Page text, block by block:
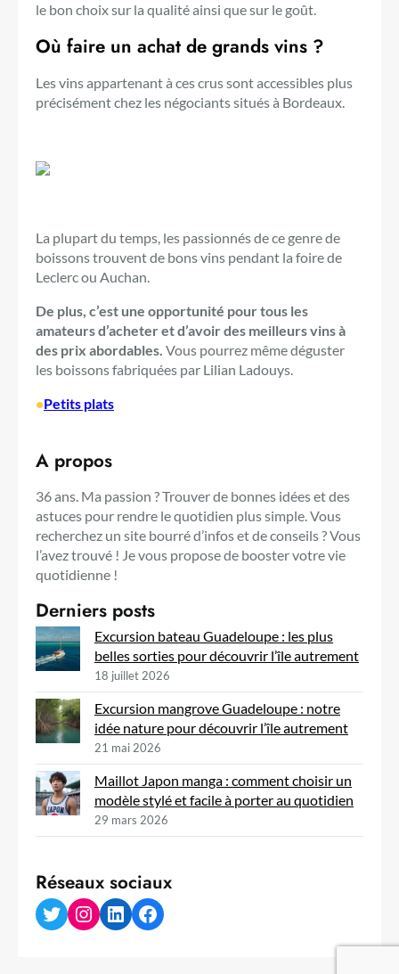
le bon choix sur la qualité ainsi que sur le goût.
Où faire un achat de grands vins ?
Les vins appartenant à ces crus sont accessibles plus
précisément chez les négociants situés à Bordeaux.
La plupart du temps, les passionnés de ce genre de
boissons trouvent de bons vins pendant la foire de
Leclerc ou Auchan.
De plus, c’est une opportunité pour tous les
amateurs d’acheter et d’avoir des meilleurs vins à
des prix abordables. Vous pourrez même déguster
les boissons fabriquées par Lilian Ladouys.
•Petits plats
A propos
36 ans. Ma passion ? Trouver de bonnes idées et des
astuces pour rendre le quotidien plus simple. Vous
recherchez un site bourré d’infos et de conseils ? Vous
l’avez trouvé ! Je vous propose de booster votre vie
quotidienne !
Derniers posts
Excursion bateau Guadeloupe : les plus
belles sorties pour découvrir l’île autrement
18 juillet 2026
Excursion mangrove Guadeloupe : notre
idée nature pour découvrir l’île autrement
21 mai 2026
Maillot Japon manga : comment choisir un
modèle stylé et facile à porter au quotidien
29 mars 2026
Réseaux sociaux
Twitter Instagram LinkedIn Facebook